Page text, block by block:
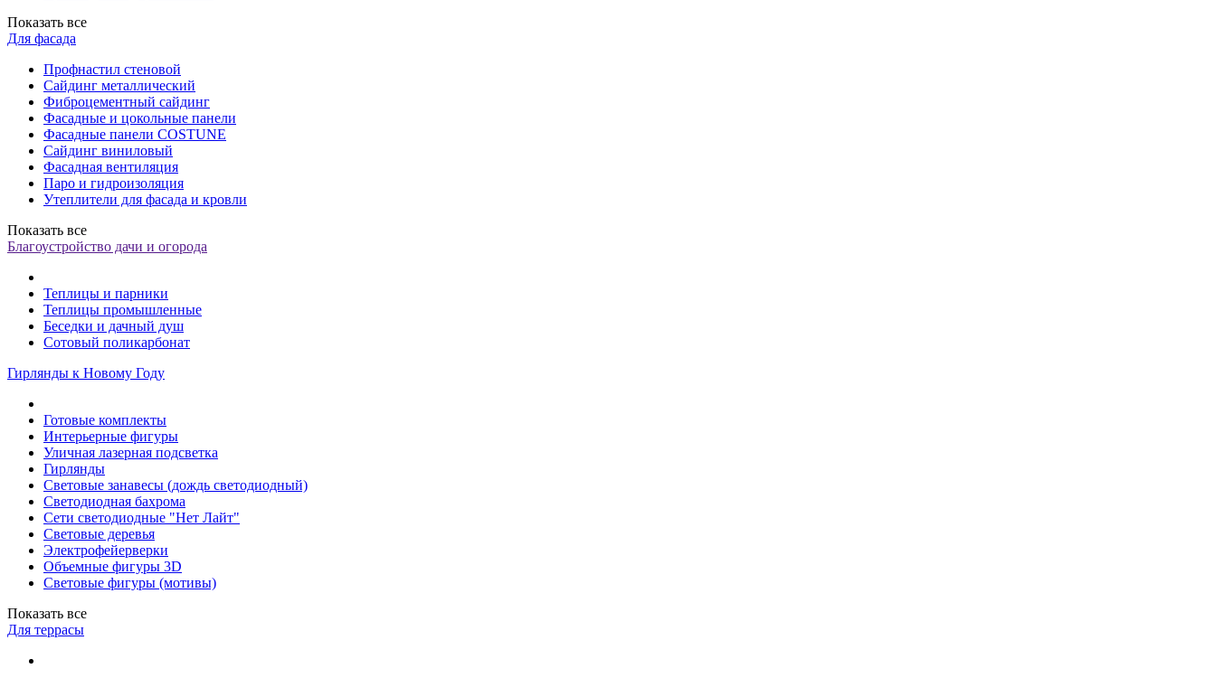
Показать все
Для фасада
Профнастил стеновой
Сайдинг металлический
Фиброцементный сайдинг
Фасадные и цокольные панели
Фасадные панели COSTUNE
Сайдинг виниловый
Фасадная вентиляция
Паро и гидроизоляция
Утеплители для фасада и кровли
Показать все
Благоустройство дачи и огорода
Теплицы и парники
Теплицы промышленные
Беседки и дачный душ
Сотовый поликарбонат
Гирлянды к Новому Году
Готовые комплекты
Интерьерные фигуры
Уличная лазерная подсветка
Гирлянды
Световые занавесы (дождь светодиодный)
Светодиодная бахрома
Сети светодиодные "Нет Лайт"
Световые деревья
Электрофейерверки
Объемные фигуры 3D
Световые фигуры (мотивы)
Показать все
Для террасы